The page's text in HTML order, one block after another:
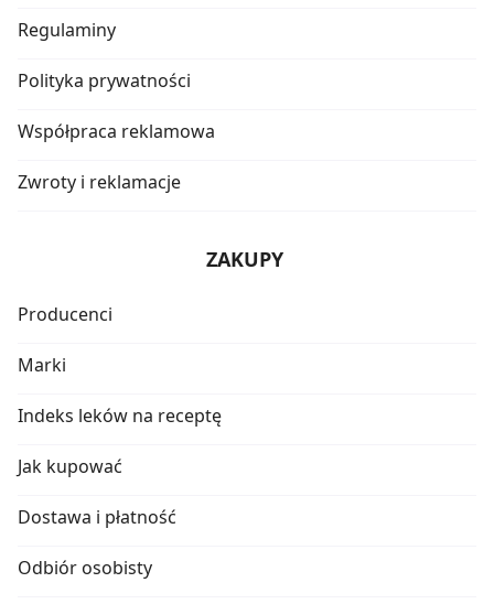
Regulaminy
Polityka prywatności
Współpraca reklamowa
Zwroty i reklamacje
ZAKUPY
Producenci
Marki
Indeks leków na receptę
Jak kupować
Dostawa i płatność
Odbiór osobisty